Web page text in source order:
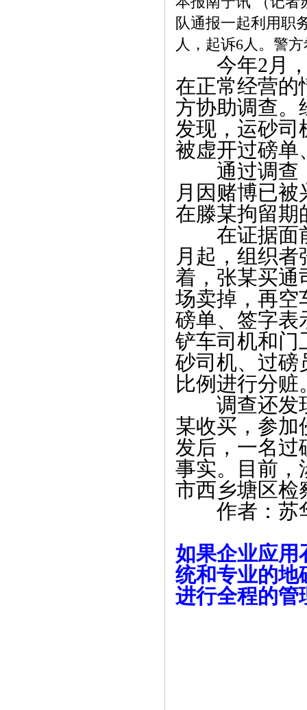
队通报一起利用职
人，起诉6人。警
今年2月，
在正常经营的
方协助调查。
发现，运砂司
被虚开过磅单
通过调查，
月因赌博已
在滕某拘留期
在证据面前
月起，组织
着，张某买通
场卖掉，再空
磅单、签字表
铲车司机和门
砂司机、过磅
比例进行分赃
调查还发现
某收买，参加
发后，一名过
事实。目前，
市西乡塘区检
作者：苏
如果企业应用
统和专业的地
进行全程的管